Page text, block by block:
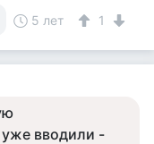
5 лет 1
вводили -